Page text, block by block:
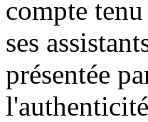
compte
ses
présentée